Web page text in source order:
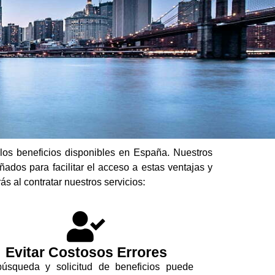
beneficios disponibles en España. Nuestros
para facilitar el acceso a estas ventajas y
al contratar nuestros servicios:
Evitar Costosos Errores
y solicitud de beneficios puede